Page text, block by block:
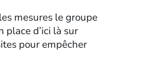
mesures le groupe
place d’ici là sur
pour empêcher